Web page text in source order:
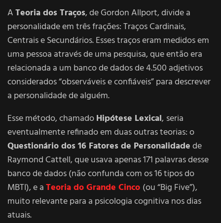
ATeoria dos Traços, de Gordon Allport, divide a
personalidade em três frações: Traços Cardinais,
Centrais e Secundários. Esses traços eram medidos em
uma pessoa através de uma pesquisa, que então era
relacionada a um banco de dados de 4.500 adjetivos
considerados “observáveis e confiáveis” para descrever
a personalidade de alguém.
Esse método, chamadoHipótese Lexical, seria
eventualmente refinado em duas outras teorias: o
Questionário dos 16 Fatores de Personalidadede
Raymond Cattell, que usava apenas 171 palavras desse
banco de dados (não confunda com os 16 tipos do
MBTI), e aTeoria do Grande Cinco (ou “Big Five”),
muito relevante para a psicologia cognitiva nos dias
atuais.